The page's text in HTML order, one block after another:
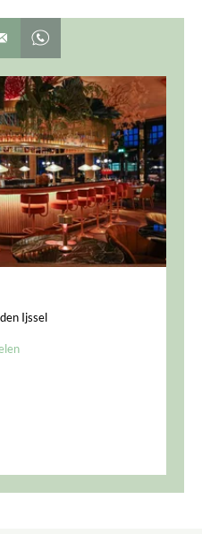
twitter
dit op pinterest
Ijssel